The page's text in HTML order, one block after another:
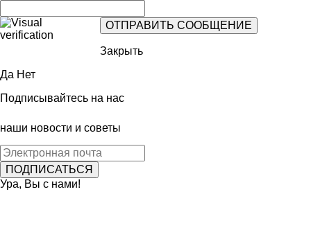
Закрыть
Да Нет
Подписывайтесь на нас
наши новости и советы
Ура, Вы с нами!